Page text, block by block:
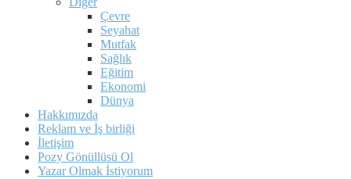
Çevre
Seyahat
Mutfak
Sağlık
Eğitim
Ekonomi
Dünya
Hakkımızda
Reklam ve İş birliği
İletişim
Pozy Gönüllüsü Ol
Yazar Olmak İstiyorum